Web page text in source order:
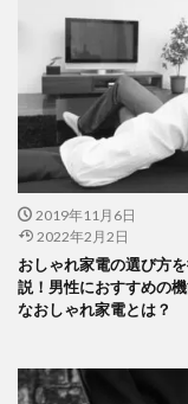
2019年11月6日
2022年2月2日
おしゃれ家電の選び方
説！男性におすすめの
なおしゃれ家電とは？